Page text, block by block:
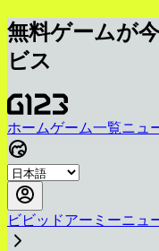
無料ゲームが
ビス
ホームゲーム一覧ニュ
ビビッドアーミーニュ